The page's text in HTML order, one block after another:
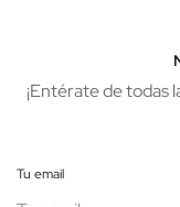
¡Entérate de todas
Tu email